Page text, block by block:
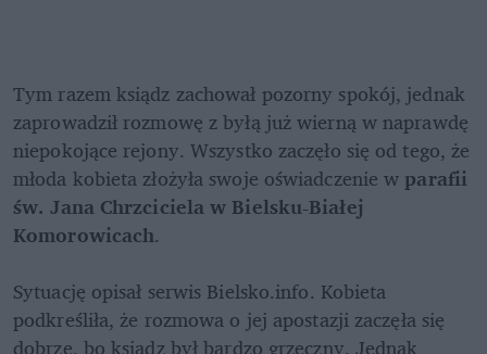
Tym razem ksiądz zachował pozorny spokój, jednak
zaprowadził rozmowę z byłą już wierną w naprawdę
niepokojące rejony. Wszystko zaczęło się od tego, że
młoda kobieta złożyła swoje oświadczenie w parafii
św. Jana Chrzciciela w Bielsku-Białej
Komorowicach.
Sytuację opisał serwis Bielsko.info. Kobieta
podkreśliła, że rozmowa o jej apostazji zaczęła się
dobrze, bo ksiądz był bardzo grzeczny. Jednak